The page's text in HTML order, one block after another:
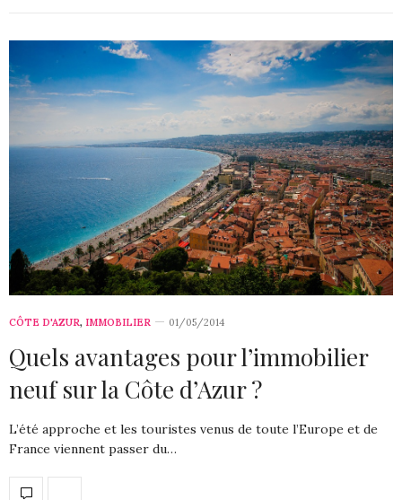
CÔTE D'AZUR, IMMOBILIER 01/05/2014
Quels avantages pour l’immobilier
neuf sur la Côte d’Azur ?
L’été approche et les touristes venus de toute l’Europe et de
France viennent passer du…